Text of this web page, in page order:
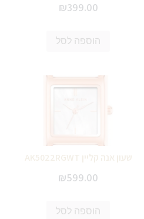
₪399.00
הוספה לסל
שעון אנה קליין AK5022RGWT
₪599.00
הוספה לסל